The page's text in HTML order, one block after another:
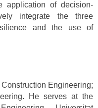
application of decision-
integrate the three
and the use of
Engineering;
He serves at the